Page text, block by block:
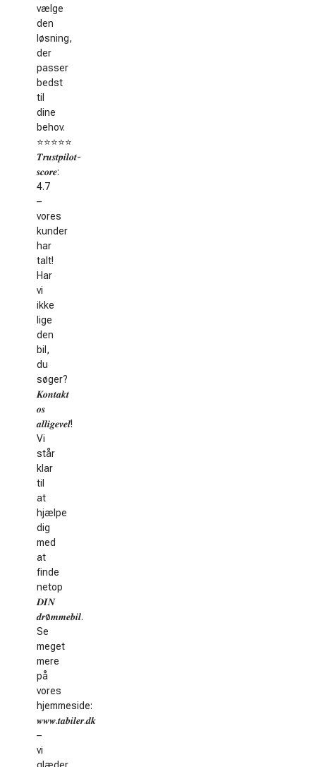
vælge
den
løsning,
der
passer
bedst
til
dine
behov.
⭐️⭐️⭐️⭐️⭐️
𝑻𝒓𝒖𝒔𝒕𝒑𝒊𝒍𝒐𝒕-
𝒔𝒄𝒐𝒓𝒆:
4.7
–
vores
kunder
har
talt!
Har
vi
ikke
lige
den
bil,
du
søger?
𝑲𝒐𝒏𝒕𝒂𝒌𝒕
𝒐𝒔
𝒂𝒍𝒍𝒊𝒈𝒆𝒗𝒆𝒍!
Vi
står
klar
til
at
hjælpe
dig
med
at
finde
netop
𝑫𝑰𝑵
𝒅𝒓ø𝒎𝒎𝒆𝒃𝒊𝒍.
Se
meget
mere
på
vores
hjemmeside:
𝒘𝒘𝒘.𝒕𝒂𝒃𝒊𝒍𝒆𝒓.𝒅𝒌
–
vi